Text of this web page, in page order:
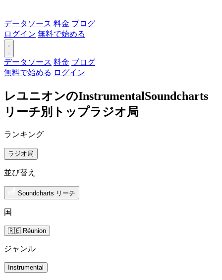
データソース 料金 ブログ
ログイン 無料で始める
データソース 料金 ブログ
無料で始める ログイン
レユニオンのInstrumentalSoundcharts
リーチ別トップラジオ局
ランキング
ラジオ局
並び替え
Soundcharts リーチ
国
🇷🇪 Réunion
ジャンル
Instrumental